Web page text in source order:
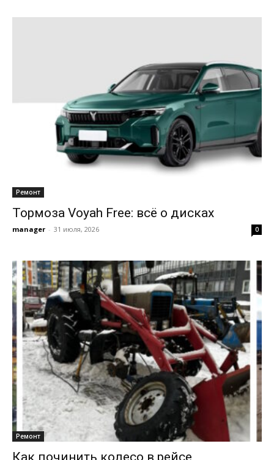
Ремонт
Тормоза Voyah Free: всё о дисках
manager - 31 июля, 2026 0
Ремонт